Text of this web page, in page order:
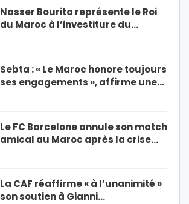
Nasser Bourita représente le Roi
du Maroc à l’investiture du…
Sebta : « Le Maroc honore toujours
ses engagements », affirme une…
Le FC Barcelone annule son match
amical au Maroc après la crise…
La CAF réaffirme « à l’unanimité »
son soutien à Gianni…